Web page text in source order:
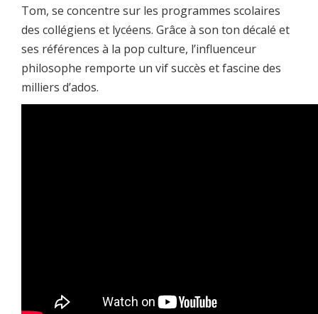
Tom, se concentre sur les programmes scolaires
des collégiens et lycéens. Grâce à son ton décalé et
ses références à la pop culture, l’influenceur
philosophe remporte un vif succès et fascine des
milliers d’ados.